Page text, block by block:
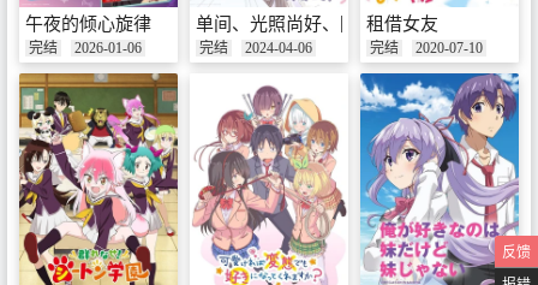
午夜的倾心旋律
完结 2026-01-06
单间、光照尚好、附带天使。
完结 2024-04-06
租借女友
完结 2020-07-10
反馈